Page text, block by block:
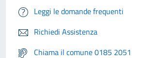
Leggi le domande frequenti
Richiedi Assistenza
Chiama il comune 0185 2051